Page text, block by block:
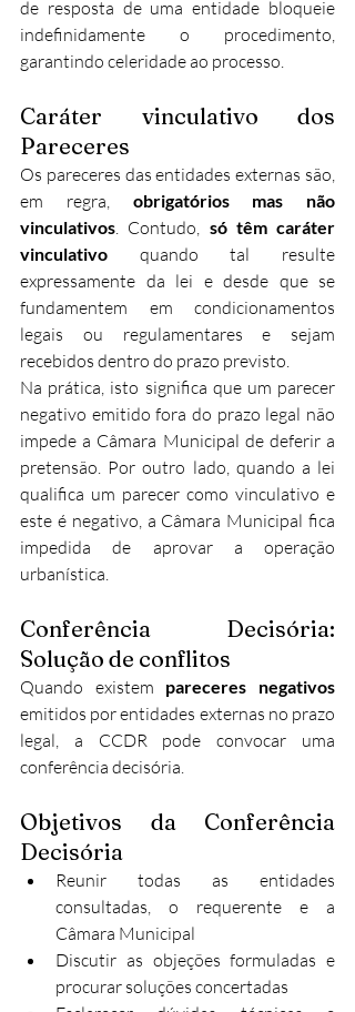
de resposta de uma entidade bloqueie
indefinidamente o procedimento,
garantindo celeridade ao processo.
Caráter vinculativo dos
Pareceres
Os pareceres das entidades externas são,
em regra, obrigatórios mas não
vinculativos. Contudo, só têm caráter
vinculativo quando tal resulte
expressamente da lei e desde que se
fundamentem em condicionamentos
legais ou regulamentares e sejam
recebidos dentro do prazo previsto.​​
Na prática, isto significa que um parecer
negativo emitido fora do prazo legal não
impede a Câmara Municipal de deferir a
pretensão. Por outro lado, quando a lei
qualifica um parecer como vinculativo e
este é negativo, a Câmara Municipal fica
impedida de aprovar a operação
urbanística.​
Conferência Decisória:
Solução de conflitos
Quando existem pareceres negativos
emitidos por entidades externas no prazo
legal, a CCDR pode convocar uma
conferência decisória.​
Objetivos da Conferência
Decisória
Reunir todas as entidades
consultadas, o requerente e a
Câmara Municipal
Discutir as objeções formuladas e
procurar soluções concertadas